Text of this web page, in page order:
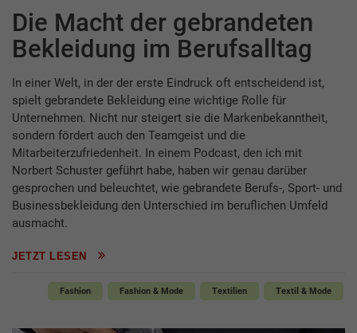
Die Macht der gebrandeten
Bekleidung im Berufsalltag
In einer Welt, in der der erste Eindruck oft entscheidend ist,
spielt gebrandete Bekleidung eine wichtige Rolle für
Unternehmen. Nicht nur steigert sie die Markenbekanntheit,
sondern fördert auch den Teamgeist und die
Mitarbeiterzufriedenheit. In einem Podcast, den ich mit
Norbert Schuster geführt habe, haben wir genau darüber
gesprochen und beleuchtet, wie gebrandete Berufs-, Sport- und
Businessbekleidung den Unterschied im beruflichen Umfeld
ausmacht.
JETZT LESEN
Fashion Fashion & Mode Textilien Textil & Mode